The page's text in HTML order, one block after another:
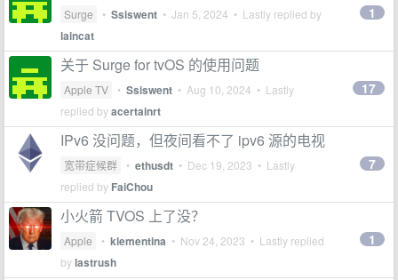
Surge • Ssiswent • Jan 5, 2024 • Lastly replied by
laincat
1
关于 Surge for tvOS 的使用问题
Apple TV • Ssiswent • Aug 10, 2024 • Lastly
replied byacertainrt
17
IPv6 没问题，但夜间看不了 ipv6 源的电视
宽带症候群 • ethusdt • Dec 19, 2023 • Lastly
replied by FaiChou
7
小火箭 TVOS 上了没？
Apple • klementina • Nov 24, 2023 • Lastly replied
bylastrush
1